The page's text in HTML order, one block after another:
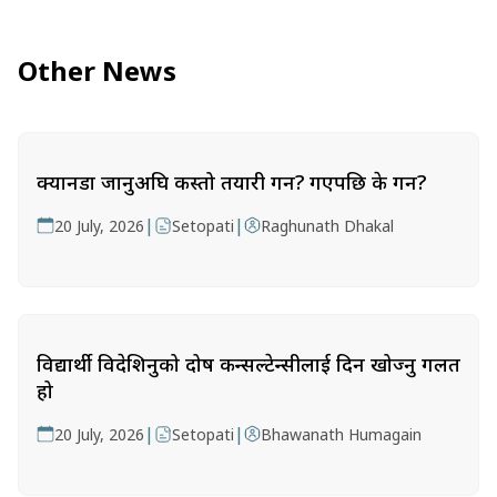
Other News
क्यानडा जानुअघि कस्तो तयारी गर्ने? गएपछि के गर्ने?
20 July, 2026 | Setopati | Raghunath Dhakal
विद्यार्थी विदेशिनुको दोष कन्सल्टेन्सीलाई दिन खोज्नु गलत
हो
20 July, 2026 | Setopati | Bhawanath Humagain